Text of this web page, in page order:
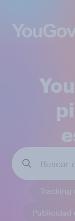
Tracking
Publicidad